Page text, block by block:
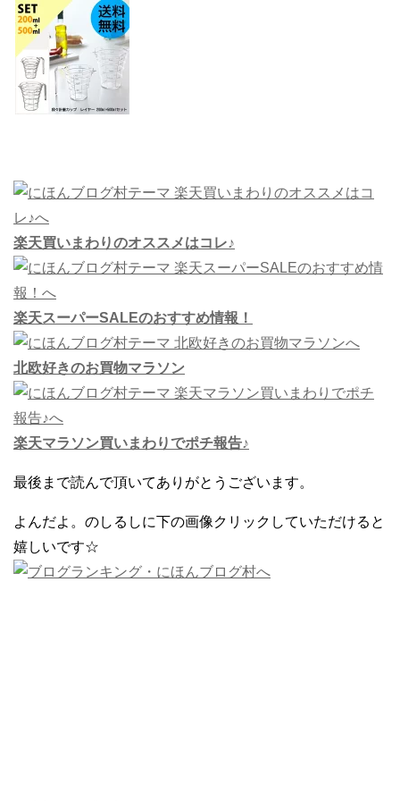
楽天買いまわりのオススメはコレ♪
楽天スーパーSALEのおすすめ情報！
北欧好きのお買物マラソン
楽天マラソン買いまわりでポチ報告♪
最後まで読んで頂いてありがとうございます。
よんだよ。のしるしに下の画像クリックしていただけると
嬉しいです☆